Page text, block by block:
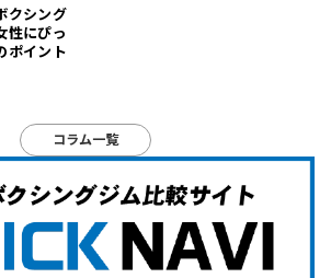
クシング
性にぴっ
ポイント
コラム一覧